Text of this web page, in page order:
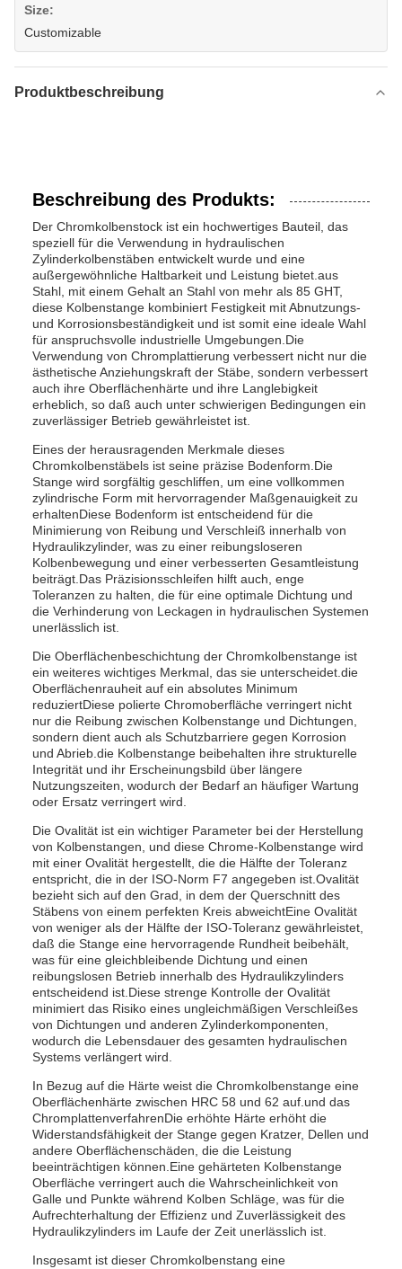
Size:
Customizable
Produktbeschreibung
Beschreibung des Produkts:
Der Chromkolbenstock ist ein hochwertiges Bauteil, das
speziell für die Verwendung in hydraulischen
Zylinderkolbenstäben entwickelt wurde und eine
außergewöhnliche Haltbarkeit und Leistung bietet.aus
Stahl, mit einem Gehalt an Stahl von mehr als 85 GHT,
diese Kolbenstange kombiniert Festigkeit mit Abnutzungs-
und Korrosionsbeständigkeit und ist somit eine ideale Wahl
für anspruchsvolle industrielle Umgebungen.Die
Verwendung von Chromplattierung verbessert nicht nur die
ästhetische Anziehungskraft der Stäbe, sondern verbessert
auch ihre Oberflächenhärte und ihre Langlebigkeit
erheblich, so daß auch unter schwierigen Bedingungen ein
zuverlässiger Betrieb gewährleistet ist.
Eines der herausragenden Merkmale dieses
Chromkolbenstäbels ist seine präzise Bodenform.Die
Stange wird sorgfältig geschliffen, um eine vollkommen
zylindrische Form mit hervorragender Maßgenauigkeit zu
erhaltenDiese Bodenform ist entscheidend für die
Minimierung von Reibung und Verschleiß innerhalb von
Hydraulikzylinder, was zu einer reibungsloseren
Kolbenbewegung und einer verbesserten Gesamtleistung
beiträgt.Das Präzisionsschleifen hilft auch, enge
Toleranzen zu halten, die für eine optimale Dichtung und
die Verhinderung von Leckagen in hydraulischen Systemen
unerlässlich ist.
Die Oberflächenbeschichtung der Chromkolbenstange ist
ein weiteres wichtiges Merkmal, das sie unterscheidet.die
Oberflächenrauheit auf ein absolutes Minimum
reduziertDiese polierte Chromoberfläche verringert nicht
nur die Reibung zwischen Kolbenstange und Dichtungen,
sondern dient auch als Schutzbarriere gegen Korrosion
und Abrieb.die Kolbenstange beibehalten ihre strukturelle
Integrität und ihr Erscheinungsbild über längere
Nutzungszeiten, wodurch der Bedarf an häufiger Wartung
oder Ersatz verringert wird.
Die Ovalität ist ein wichtiger Parameter bei der Herstellung
von Kolbenstangen, und diese Chrome-Kolbenstange wird
mit einer Ovalität hergestellt, die die Hälfte der Toleranz
entspricht, die in der ISO-Norm F7 angegeben ist.Ovalität
bezieht sich auf den Grad, in dem der Querschnitt des
Stäbens von einem perfekten Kreis abweichtEine Ovalität
von weniger als der Hälfte der ISO-Toleranz gewährleistet,
daß die Stange eine hervorragende Rundheit beibehält,
was für eine gleichbleibende Dichtung und einen
reibungslosen Betrieb innerhalb des Hydraulikzylinders
entscheidend ist.Diese strenge Kontrolle der Ovalität
minimiert das Risiko eines ungleichmäßigen Verschleißes
von Dichtungen und anderen Zylinderkomponenten,
wodurch die Lebensdauer des gesamten hydraulischen
Systems verlängert wird.
In Bezug auf die Härte weist die Chromkolbenstange eine
Oberflächenhärte zwischen HRC 58 und 62 auf.und das
ChromplattenverfahrenDie erhöhte Härte erhöht die
Widerstandsfähigkeit der Stange gegen Kratzer, Dellen und
andere Oberflächenschäden, die die Leistung
beeinträchtigen können.Eine gehärteten Kolbenstange
Oberfläche verringert auch die Wahrscheinlichkeit von
Galle und Punkte während Kolben Schläge, was für die
Aufrechterhaltung der Effizienz und Zuverlässigkeit des
Hydraulikzylinders im Laufe der Zeit unerlässlich ist.
Insgesamt ist dieser Chromkolbenstang eine